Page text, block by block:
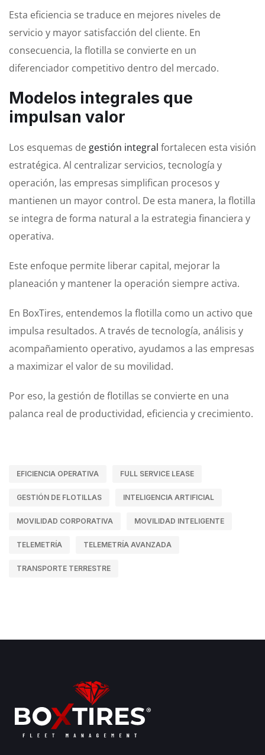
Esta eficiencia se traduce en mejores niveles de
servicio y mayor satisfacción del cliente. En
consecuencia, la flotilla se convierte en un
diferenciador competitivo dentro del mercado.
Modelos integrales que
impulsan valor
Los esquemas de gestión integral fortalecen esta visión
estratégica. Al centralizar servicios, tecnología y
operación, las empresas simplifican procesos y
mantienen un mayor control. De esta manera, la flotilla
se integra de forma natural a la estrategia financiera y
operativa.
Este enfoque permite liberar capital, mejorar la
planeación y mantener la operación siempre activa.
En BoxTires, entendemos la flotilla como un activo que
impulsa resultados. A través de tecnología, análisis y
acompañamiento operativo, ayudamos a las empresas
a maximizar el valor de su movilidad.
Por eso, la gestión de flotillas se convierte en una
palanca real de productividad, eficiencia y crecimiento.
EFICIENCIA OPERATIVA FULL SERVICE LEASE
GESTIÓN DE FLOTILLAS INTELIGENCIA ARTIFICIAL
MOVILIDAD CORPORATIVA MOVILIDAD INTELIGENTE
TELEMETRÍA TELEMETRÍA AVANZADA
TRANSPORTE TERRESTRE